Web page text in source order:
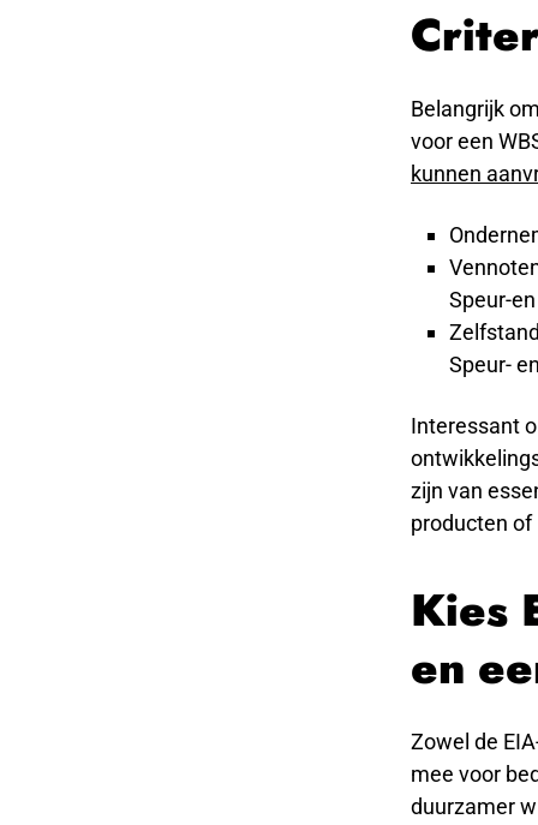
Belangrijk
voor een
kunnen
Speur-
Speur-
Interessant
zijn van
producten
Kies
en
Zowel de
mee voor
duurzamer